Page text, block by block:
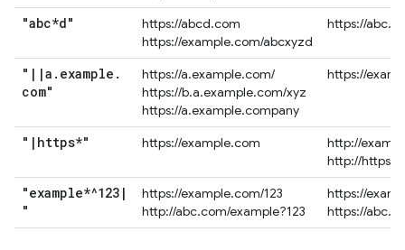
"abc*d"
https://abcd.com
https://example.com/abcxyzd
https://
" | |a . example .
com"
https://a.example.com/
https://b.a.example.com/xyz
https://a.example.company
https://
" | https*" https://example.com
http://
http://
"example*^123 |
"
https://example.com/123
http://abc.com/example?123
https://
https://